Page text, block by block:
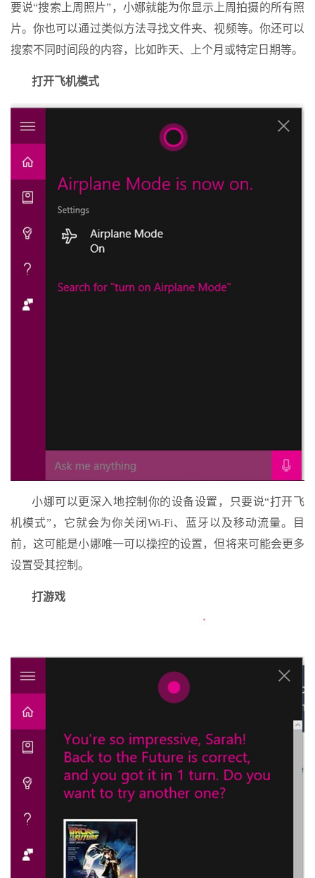
要说“搜索上周照片”，小娜就能为你显示上周拍摄的所有照
片。你也可以通过类似方法寻找文件夹、视频等。你还可以
搜索不同时间段的内容，比如昨天、上个月或特定日期等。
打开飞机模式
小娜可以更深入地控制你的设备设置，只要说“打开飞
机模式”，它就会为你关闭Wi-Fi、蓝牙以及移动流量。目
前，这可能是小娜唯一可以操控的设置，但将来可能会更多
设置受其控制。
打游戏